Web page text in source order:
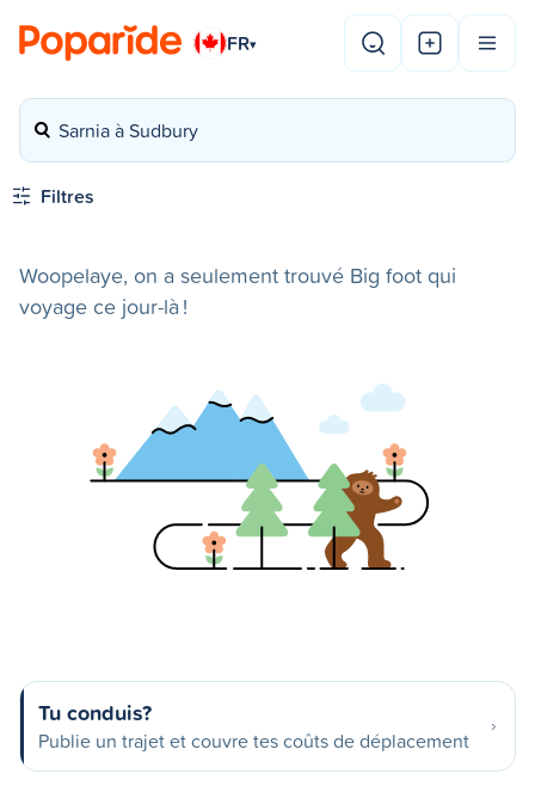
FR▾
Sarnia à Sudbury
Filtres
Woopelaye, on a seulement trouvé Big foot qui
voyage ce jour-là !
Tu conduis?
Publie un trajet et couvre tes coûts de déplacement